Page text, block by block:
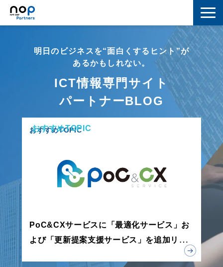
マーケティング
セキュリティ
コラボレーション
IT用語解説
明日のビジネスを“面白くするヒント”が
あるかもしれない。
ICT情報専門サイト
パートナーBLOG
おすすめTOPIC
PoC&CXサービスに「最適化サービス」お
よび「更新提案支援サービス」を追加リリ
おすすめTOPIC